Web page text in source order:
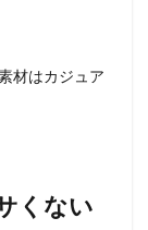
材はカジュア
くない